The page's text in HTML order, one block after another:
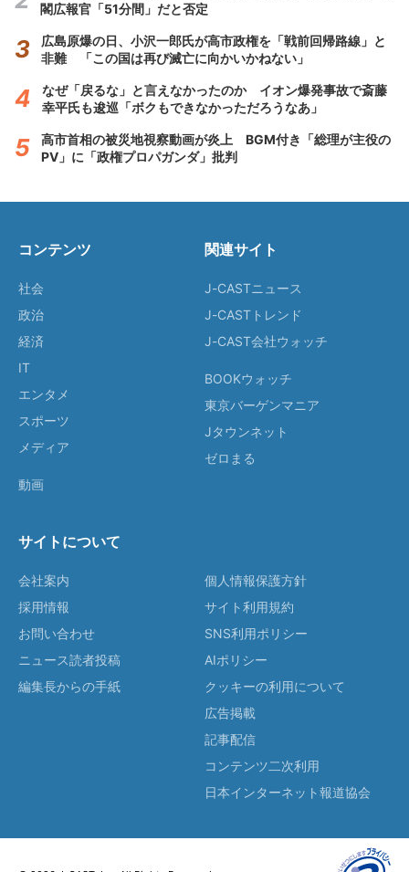
閣広報官「51分間」だと否定
広島原爆の日、小沢一郎氏が高市政権を「戦前回帰路線」と
非難 「この国は再び滅亡に向かいかねない」
なぜ「戻るな」と言えなかったのか イオン爆発事故で斎藤
幸平氏も逡巡「ボクもできなかっただろうなあ」
高市首相の被災地視察動画が炎上 BGM付き「総理が主役の
PV」に「政権プロパガンダ」批判
コンテンツ
社会
政治
経済
IT
エンタメ
スポーツ
メディア
動画
関連サイト
J-CASTニュース
J-CASTトレンド
J-CAST会社ウォッチ
BOOKウォッチ
東京バーゲンマニア
Jタウンネット
ゼロまる
サイトについて
会社案内
採用情報
お問い合わせ
ニュース読者投稿
編集長からの手紙
個人情報保護方針
サイト利用規約
SNS利用ポリシー
AIポリシー
クッキーの利用について
広告掲載
記事配信
コンテンツ二次利用
日本インターネット報道協会